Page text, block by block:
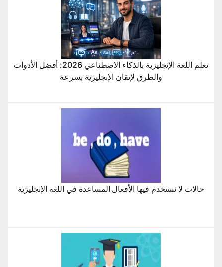
تعلم اللغة الإنجليزية بالذكاء الاصطناعي 2026: أفضل الأدوات
والطرق لإتقان الإنجليزية بسرعة
حالات لا نستخدم فيها الأفعال المساعدة في اللغة الإنجليزية